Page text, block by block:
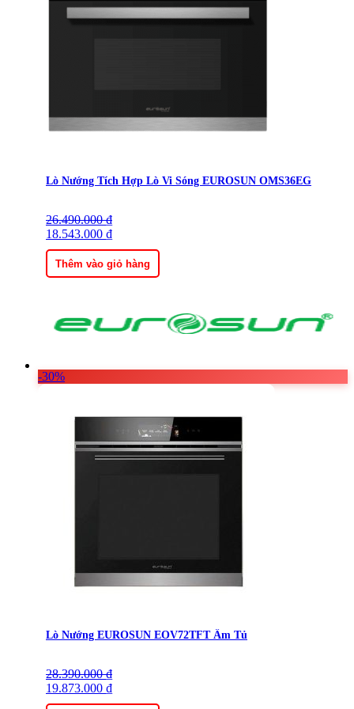
Lò Nướng Tích Hợp Lò Vi Sóng EUROSUN OMS36EG
26.490.000₫
Giá
gốc
là:
26.490.000 ₫.
18.543.000 ₫
Giá
hiện
tại
là:
18.543.000 ₫.
Thêm vào giỏ hàng
-30%
Lò Nướng EUROSUN EOV72TFT Âm Tủ
28.390.000₫
Giá
gốc
là:
19.873.000 ₫
Giá
hiện
tại